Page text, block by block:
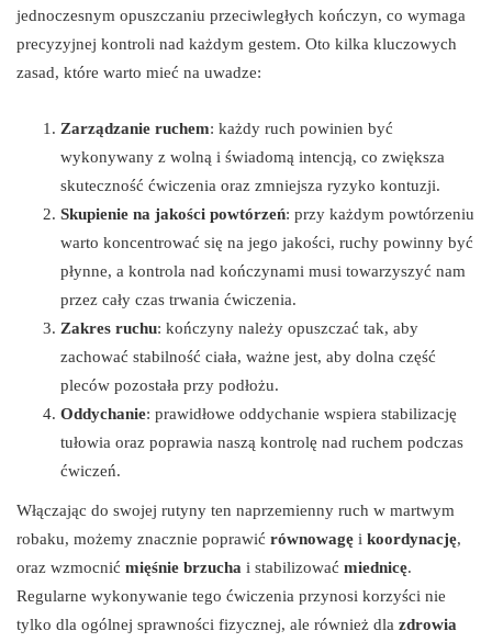
jednoczesnym opuszczaniu przeciwległych kończyn, co wymaga
precyzyjnej kontroli nad każdym gestem. Oto kilka kluczowych
zasad, które warto mieć na uwadze:
Zarządzanie ruchem: każdy ruch powinien być
wykonywany z wolną i świadomą intencją, co zwiększa
skuteczność ćwiczenia oraz zmniejsza ryzyko kontuzji.
Skupienie na jakości powtórzeń: przy każdym powtórzeniu
warto koncentrować się na jego jakości, ruchy powinny być
płynne, a kontrola nad kończynami musi towarzyszyć nam
przez cały czas trwania ćwiczenia.
Zakres ruchu: kończyny należy opuszczać tak, aby
zachować stabilność ciała, ważne jest, aby dolna część
pleców pozostała przy podłożu.
Oddychanie: prawidłowe oddychanie wspiera stabilizację
tułowia oraz poprawia naszą kontrolę nad ruchem podczas
ćwiczeń.
Włączając do swojej rutyny ten naprzemienny ruch w martwym
robaku, możemy znacznie poprawić równowagę i koordynację,
oraz wzmocnić mięśnie brzucha i stabilizować miednicę.
Regularne wykonywanie tego ćwiczenia przynosi korzyści nie
tylko dla ogólnej sprawności fizycznej, ale również dla zdrowia